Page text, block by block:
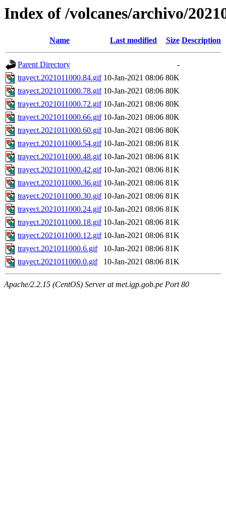
Index of /volcanes/archivo/
Name Last modified Size Description
Parent Directory
-
trayect.2021011000.84.gif 10-Jan-2021 08:06 80K
trayect.2021011000.78.gif 10-Jan-2021 08:06 80K
trayect.2021011000.72.gif 10-Jan-2021 08:06 80K
trayect.2021011000.66.gif 10-Jan-2021 08:06 80K
trayect.2021011000.60.gif 10-Jan-2021 08:06 80K
trayect.2021011000.54.gif 10-Jan-2021 08:06 81K
trayect.2021011000.48.gif 10-Jan-2021 08:06 81K
trayect.2021011000.42.gif 10-Jan-2021 08:06 81K
trayect.2021011000.36.gif 10-Jan-2021 08:06 81K
trayect.2021011000.30.gif 10-Jan-2021 08:06 81K
trayect.2021011000.24.gif 10-Jan-2021 08:06 81K
trayect.2021011000.18.gif 10-Jan-2021 08:06 81K
trayect.2021011000.12.gif 10-Jan-2021 08:06 81K
trayect.2021011000.6.gif
10-Jan-2021 08:06 81K
trayect.2021011000.0.gif
10-Jan-2021 08:06 81K
Apache/2.2.15 (CentOS) Server at met.igp.gob.pe Port 80